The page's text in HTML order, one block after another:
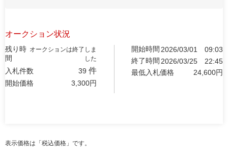
オークション状況
残り時
間
オークションは終了しま
した
入札件数 39 件
開始価格 3,300円
開始時間 2026/03/01
09:03
終了時間 2026/03/25
22:45
最低入札価格
24,600円
表示価格は「税込価格」です。